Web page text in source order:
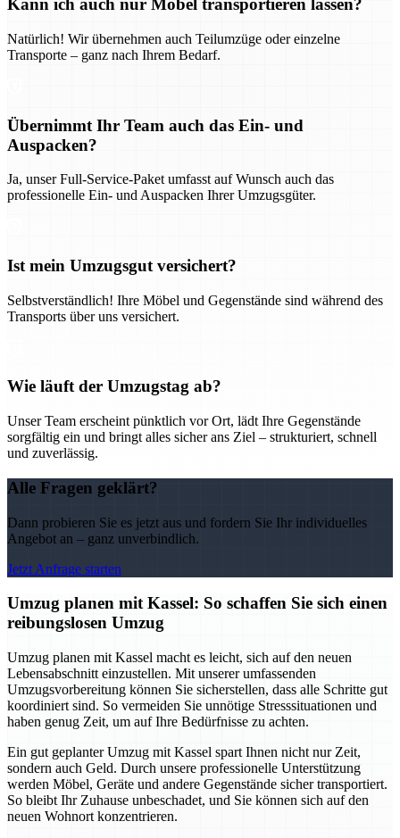
Kann ich auch nur Möbel transportieren lassen?
Natürlich! Wir übernehmen auch Teilumzüge oder einzelne
Transporte – ganz nach Ihrem Bedarf.
Übernimmt Ihr Team auch das Ein- und
Auspacken?
Ja, unser Full-Service-Paket umfasst auf Wunsch auch das
professionelle Ein- und Auspacken Ihrer Umzugsgüter.
Ist mein Umzugsgut versichert?
Selbstverständlich! Ihre Möbel und Gegenstände sind während des
Transports über uns versichert.
Wie läuft der Umzugstag ab?
Unser Team erscheint pünktlich vor Ort, lädt Ihre Gegenstände
sorgfältig ein und bringt alles sicher ans Ziel – strukturiert, schnell
und zuverlässig.
Alle Fragen geklärt?
Dann probieren Sie es jetzt aus und fordern Sie Ihr individuelles
Angebot an – ganz unverbindlich.
Jetzt Anfrage starten
Umzug planen mit Kassel: So schaffen Sie sich einen
reibungslosen Umzug
Umzug planen mit Kassel macht es leicht, sich auf den neuen
Lebensabschnitt einzustellen. Mit unserer umfassenden
Umzugsvorbereitung können Sie sicherstellen, dass alle Schritte gut
koordiniert sind. So vermeiden Sie unnötige Stresssituationen und
haben genug Zeit, um auf Ihre Bedürfnisse zu achten.
Ein gut geplanter Umzug mit Kassel spart Ihnen nicht nur Zeit,
sondern auch Geld. Durch unsere professionelle Unterstützung
werden Möbel, Geräte und andere Gegenstände sicher transportiert.
So bleibt Ihr Zuhause unbeschadet, und Sie können sich auf den
neuen Wohnort konzentrieren.